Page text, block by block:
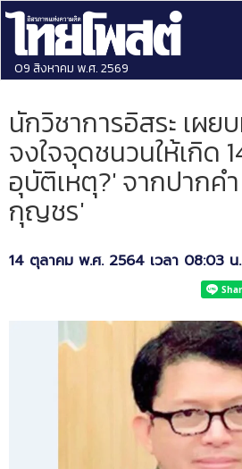
09 สิงหาคม พ.ศ. 2569
นักวิชาการอิสระ เผย
จงใจจุดชนวนให้เกิด
อุบัติเหตุ?' จากปากค
กุญชร'
14 ตุลาคม พ.ศ. 2564 เวลา 08:03 น.